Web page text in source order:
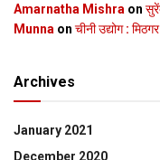
Amarnatha Mishra on
Munna on चीनी उद्योग :
Archives
January 2021
December 2020